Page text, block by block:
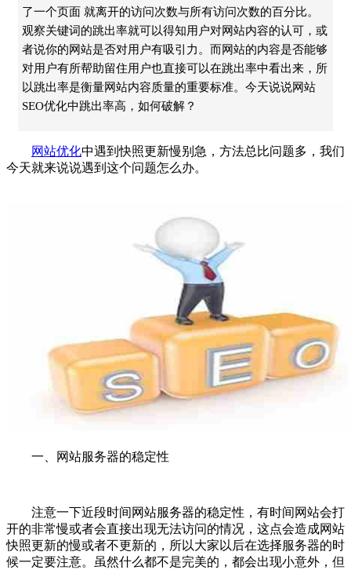
了一个页面 就离开的访问次数与所有访问次数的百分比。
观察关键词的跳出率就可以得知用户对网站内容的认可，或
者说你的网站是否对用户有吸引力。而网站的内容是否能够
对用户有所帮助留住用户也直接可以在跳出率中看出来，所
以跳出率是衡量网站内容质量的重要标准。今天说说网站
SEO优化中跳出率高，如何破解？
网站优化中遇到快照更新慢别急，方法总比问题多，我们
今天就来说说遇到这个问题怎么办。
一、网站服务器的稳定性
注意一下近段时间网站服务器的稳定性，有时间网站会打
开的非常慢或者会直接出现无法访问的情况，这点会造成网站
快照更新的慢或者不更新的，所以大家以后在选择服务器的时
候一定要注意。虽然什么都不是完美的，都会出现小意外，但